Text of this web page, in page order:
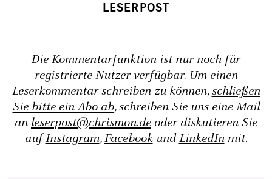
Die Kommentarfunktion ist nur noch für
registrierte Nutzer verfügbar. Um einen
Leserkommentar schreiben zu können,schließen
Sie bitte ein Abo ab, schreiben Sie uns eine Mail
an leserpost@chrismon.de oder diskutieren Sie
aufInstagram,FacebookundLinkedInmit.